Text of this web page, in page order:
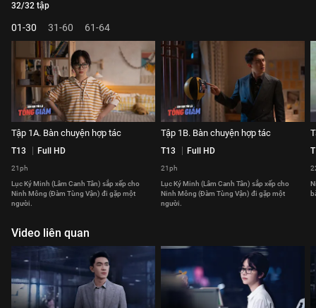
32/32 tập
01-30 31-60 61-64
Tập 1A. Bàn chuyện hợp tác
T13 Full HD
21ph
Lục Ký Minh (Lâm Canh Tân) sắp xếp cho
Ninh Mông (Đàm Tùng Vận) đi gặp một
người.
Tập 1B. Bàn chuyện hợp tác
T13 Full HD
21ph
Lục Ký Minh (Lâm Canh Tân) sắp xếp cho
Ninh Mông (Đàm Tùng Vận) đi gặp một
người.
Video liên quan